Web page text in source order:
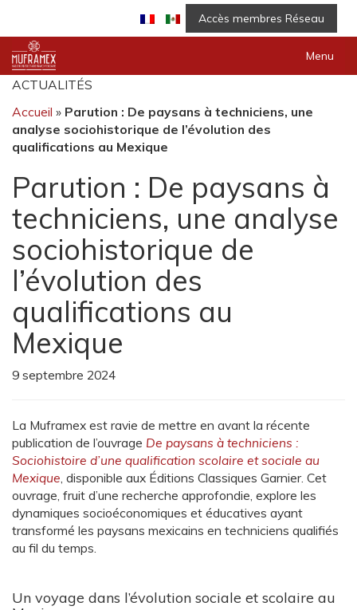
Accès membres Réseau
Menu
ACTUALITÉS
Accueil » Parution : De paysans à techniciens, une
analyse sociohistorique de l’évolution des
qualifications au Mexique
Parution : De paysans à
techniciens, une analyse
sociohistorique de
l’évolution des
qualifications au
Mexique
9 septembre 2024
La Muframex est ravie de mettre en avant la récente
publication de l’ouvrage De paysans à techniciens :
Sociohistoire d’une qualification scolaire et sociale au
Mexique, disponible aux Éditions Classiques Garnier. Cet
ouvrage, fruit d’une recherche approfondie, explore les
dynamiques socioéconomiques et éducatives ayant
transformé les paysans mexicains en techniciens qualifiés
au fil du temps.
Un voyage dans l’évolution sociale et scolaire au